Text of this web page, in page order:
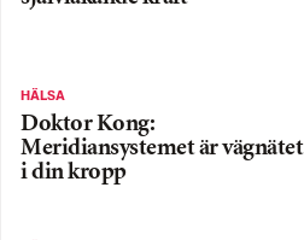
HÄLSA
Doktor Kong:
Meridiansystemet är vägnätet
i din kropp